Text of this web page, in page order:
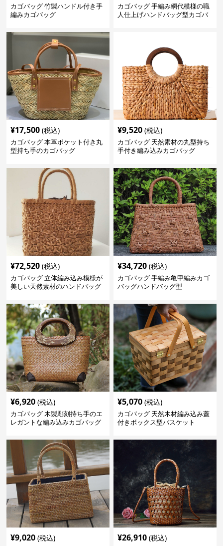
カゴバッグ 竹製ハンドル付き手
編みカゴバッグ
カゴバッグ 手編み網代模様の職
人仕上げハンドバッグ型カゴバ
¥17,500 (税込)
カゴバッグ 本革ポケット付き丸
型持ち手のカゴバッグ
¥9,520 (税込)
カゴバッグ 天然素材の丸型持ち
手付き編み込みカゴバッグ
¥72,520 (税込)
カゴバッグ 立体編み込み模様が
美しい天然素材のハンドバッグ
¥34,720 (税込)
カゴバッグ 手編み亀甲編みカゴ
バッグハンドバッグ型
¥6,920 (税込)
カゴバッグ 木製彫刻持ち手のエ
レガントな編み込みカゴバッグ
¥5,070 (税込)
カゴバッグ 天然木材編み込み蓋
付きボックス型バスケット
¥9,020 (税込) ¥26,910 (税込)